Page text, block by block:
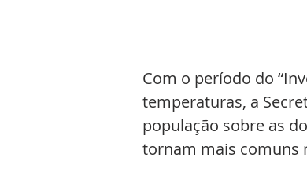
Com o período do
temperaturas, a
população sobre as
tornam mais comuns